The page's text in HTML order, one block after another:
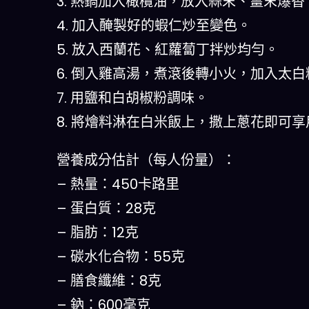
4. 加入醃製好的蝦仁炒至變色。
5. 放入西蘭花、紅蘿蔔丁拌炒均勻。
6. 倒入雞高湯，煮滾後轉小火，加入太白
7. 用鹽和白胡椒粉調味。
8. 將燴料淋在白米飯上，撒上蔥花即可享
營養成分估計（每人份量）：
– 熱量：450卡路里
– 蛋白質：28克
– 脂肪：12克
– 碳水化合物：55克
– 膳食纖維：8克
– 鈉：600毫克